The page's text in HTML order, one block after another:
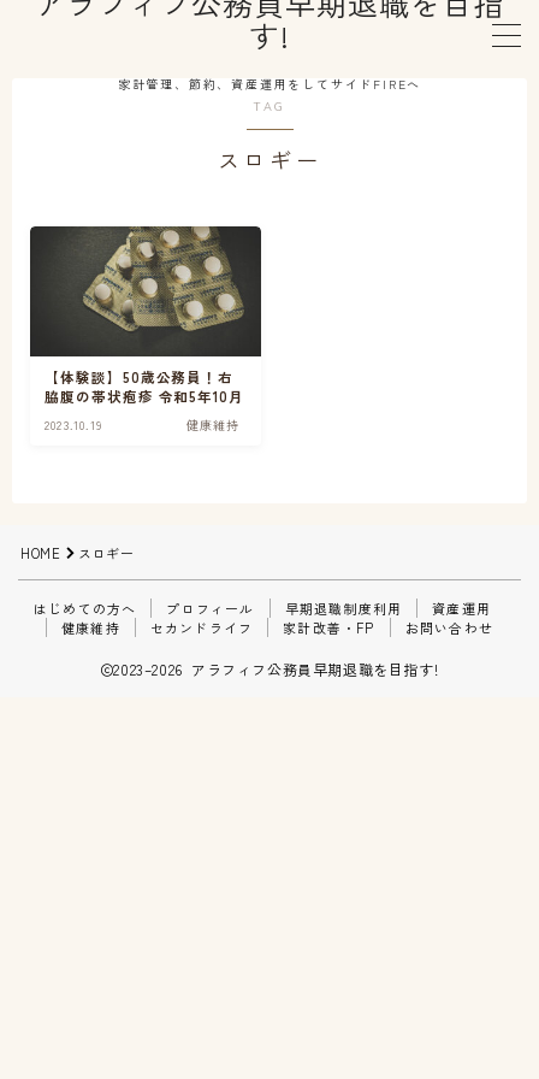
す!
家計管理、節約、資産運用をしてサイドFIREへ
プロフィール
早期退職制度利用
資産運用
家計改善・FP
お問い合わせ
TAG
スロギー
【体験談】50歳公務員！右
脇腹の帯状疱疹 令和5年10月
2023.10.19 健康維持
HOME スロギー
はじめての方へ プロフィール 早期退職制度利用
資産運用
健康維持
セカンドライフ 家計改善・FP お問い合わせ
2023–2026 アラフィフ公務員早期退職を目指す!